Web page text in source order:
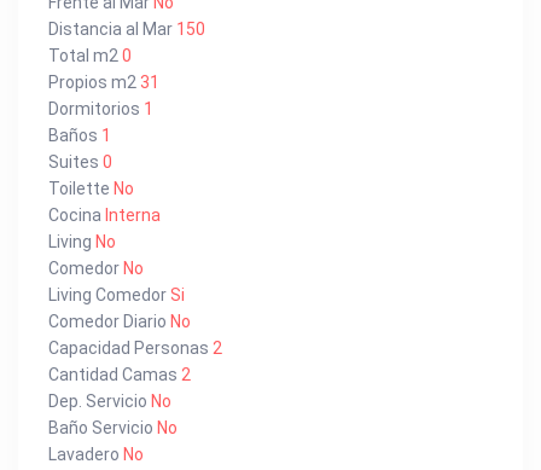
Distancia al Mar 150
Total m2 0
Propios m2 31
Dormitorios 1
Baños 1
Suites 0
Toilette No
Cocina Interna
Living No
Comedor No
Living Comedor Si
Comedor Diario No
Capacidad Personas 2
Cantidad Camas 2
Dep. Servicio No
Baño Servicio No
Lavadero No